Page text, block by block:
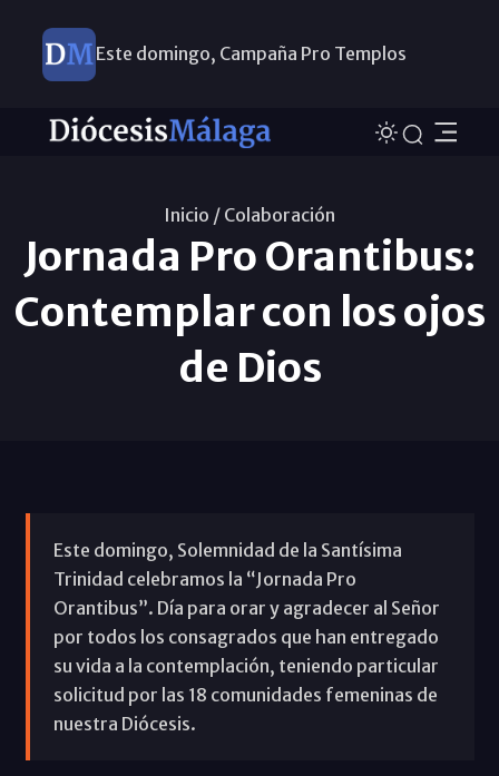
Este domingo, Campaña Pro Templos
Inicio / Colaboración
Jornada Pro Orantibus:
Contemplar con los ojos
de Dios
Este domingo, Solemnidad de la Santísima
Trinidad celebramos la “Jornada Pro
Orantibus”. Día para orar y agradecer al Señor
por todos los consagrados que han entregado
su vida a la contemplación, teniendo particular
solicitud por las 18 comunidades femeninas de
nuestra Diócesis.